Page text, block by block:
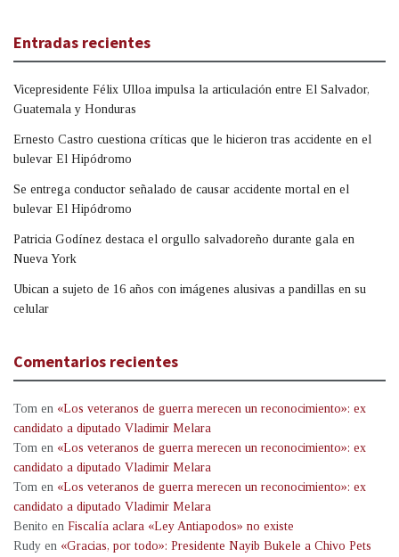
Entradas recientes
Vicepresidente Félix Ulloa impulsa la articulación entre El Salvador,
Guatemala y Honduras
Ernesto Castro cuestiona críticas que le hicieron tras accidente en el
bulevar El Hipódromo
Se entrega conductor señalado de causar accidente mortal en el
bulevar El Hipódromo
Patricia Godínez destaca el orgullo salvadoreño durante gala en
Nueva York
Ubican a sujeto de 16 años con imágenes alusivas a pandillas en su
celular
Comentarios recientes
Tom en «Los veteranos de guerra merecen un reconocimiento»: ex
candidato a diputado Vladimir Melara
Tom en «Los veteranos de guerra merecen un reconocimiento»: ex
candidato a diputado Vladimir Melara
Tom en «Los veteranos de guerra merecen un reconocimiento»: ex
candidato a diputado Vladimir Melara
Benito en Fiscalía aclara «Ley Antiapodos» no existe
Rudy en «Gracias, por todo»: Presidente Nayib Bukele a Chivo Pets